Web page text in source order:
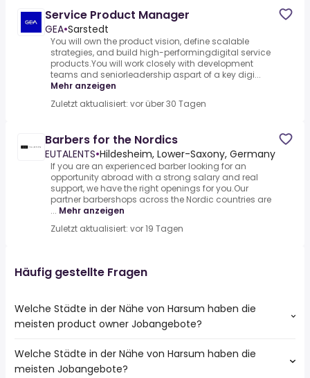
Service Product Manager
GEA•Sarstedt
You will own the product vision, define scalable
strategies, and build high-performingdigital service
products.You will work closely with development
teams and seniorleadership aspart of a key digi...
Mehr anzeigen
Zuletzt aktualisiert: vor über 30 Tagen
Barbers for the Nordics
EUTALENTS•Hildesheim, Lower-Saxony, Germany
If you are an experienced barber looking for an
opportunity abroad with a strong salary and real
support, we have the right openings for you.Our
partner barbershops across the Nordic countries are
... Mehr anzeigen
Zuletzt aktualisiert: vor 19 Tagen
Häufig gestellte Fragen
Welche Städte in der Nähe von Harsum haben die
meisten product owner Jobangebote?
Städte in der Nähe von Harsum mit den meisten product
owner Jobs:
Welche Städte in der Nähe von Harsum haben die
meisten Jobangebote?